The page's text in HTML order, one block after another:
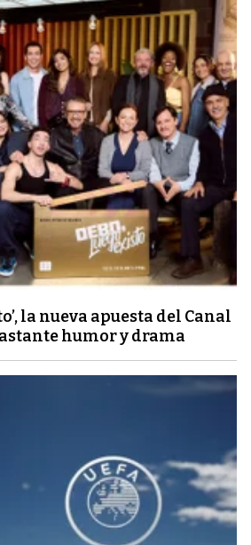
la nueva apuesta del Canal
humor y drama